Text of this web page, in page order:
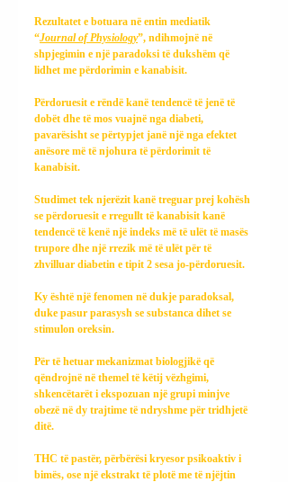
Rezultatet e botuara në entin mediatik
“Journal of Physiology”, ndihmojnë në
shpjegimin e një paradoksi të dukshëm që
lidhet me përdorimin e kanabisit.
Përdoruesit e rëndë kanë tendencë të jenë të
dobët dhe të mos vuajnë nga diabeti,
pavarësisht se përtypjet janë një nga efektet
anësore më të njohura të përdorimit të
kanabisit.
Studimet tek njerëzit kanë treguar prej kohësh
se përdoruesit e rregullt të kanabisit kanë
tendencë të kenë një indeks më të ulët të masës
trupore dhe një rrezik më të ulët për të
zhvilluar diabetin e tipit 2 sesa jo-përdoruesit.
Ky është një fenomen në dukje paradoksal,
duke pasur parasysh se substanca dihet se
stimulon oreksin.
Për të hetuar mekanizmat biologjikë që
qëndrojnë në themel të këtij vëzhgimi,
shkencëtarët i ekspozuan një grupi minjve
obezë në dy trajtime të ndryshme për tridhjetë
ditë.
THC të pastër, përbërësi kryesor psikoaktiv i
bimës, ose një ekstrakt të plotë me të njëjtin